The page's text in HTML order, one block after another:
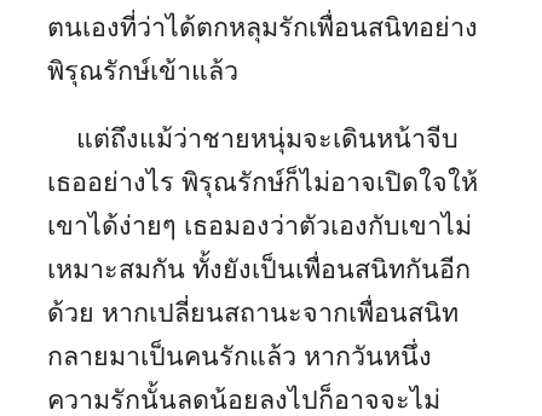
ตนเองที่ว่าได้ตกหลุมรักเพื่อนสนิทอย่าง
พิรุณรักษ์เข้าแล้ว
แต่ถึงแม้ว่าชายหนุ่มจะเดินหน้าจีบ
เธออย่างไร พิรุณรักษ์ก็ไม่อาจเปิดใจให้
เขาได้ง่ายๆ เธอมองว่าตัวเองกับเขาไม่
เหมาะสมกัน ทั้งยังเป็นเพื่อนสนิทกันอีก
ด้วย หากเปลี่ยนสถานะจากเพื่อนสนิท
กลายมาเป็นคนรักแล้ว หากวันหนึ่ง
ความรักนั้นลดน้อยลงไปก็อาจจะไม่